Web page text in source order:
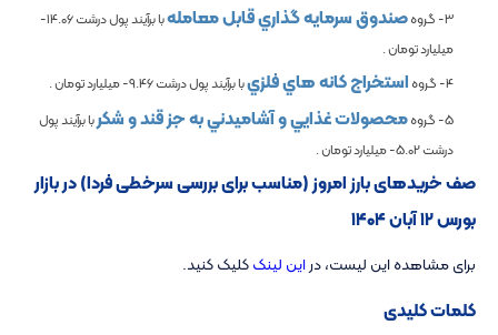
3- گروه
صندوق سرمايه گذاري قابل معاملهبا برآیند پول درشت-14.06
میلیارد تومان .
4- گروه
استخراج کانه هاي فلزيبا برآیند پول درشت-9.46میلیارد تومان .
5- گروه
محصولات غذايي و آشاميدني به جز قند و شكربا برآیند پول
درشت-5.02میلیارد تومان .
صف خریدهای بارز امروز (مناسب برای بررسی سرخطی فردا) در بازار
بورس ۱۲ آبان ۱۴۰۴
برای مشاهده این لیست، دراین لینککلیک کنید.
کلمات کلیدی